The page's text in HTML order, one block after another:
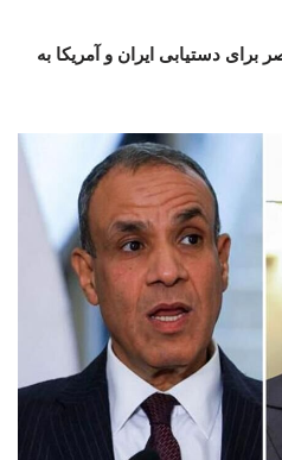
دستیابی ایران و آمریکا به